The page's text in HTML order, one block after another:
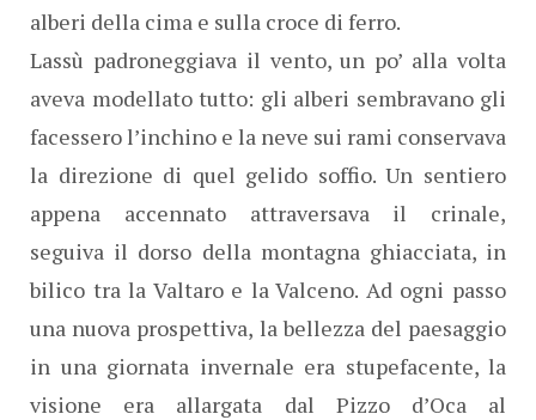
alberi della cima e sulla croce di ferro.
Lassù padroneggiava il vento, un po’ alla volta
aveva modellato tutto: gli alberi sembravano gli
facessero l’inchino e la neve sui rami conservava
la direzione di quel gelido soffio. Un sentiero
appena accennato attraversava il crinale,
seguiva il dorso della montagna ghiacciata, in
bilico tra la Valtaro e la Valceno. Ad ogni passo
una nuova prospettiva, la bellezza del paesaggio
in una giornata invernale era stupefacente, la
visione era allargata dal Pizzo d’Oca al